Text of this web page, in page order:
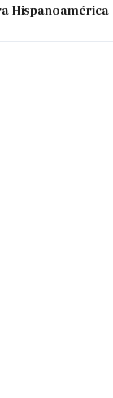
Hispanoamérica